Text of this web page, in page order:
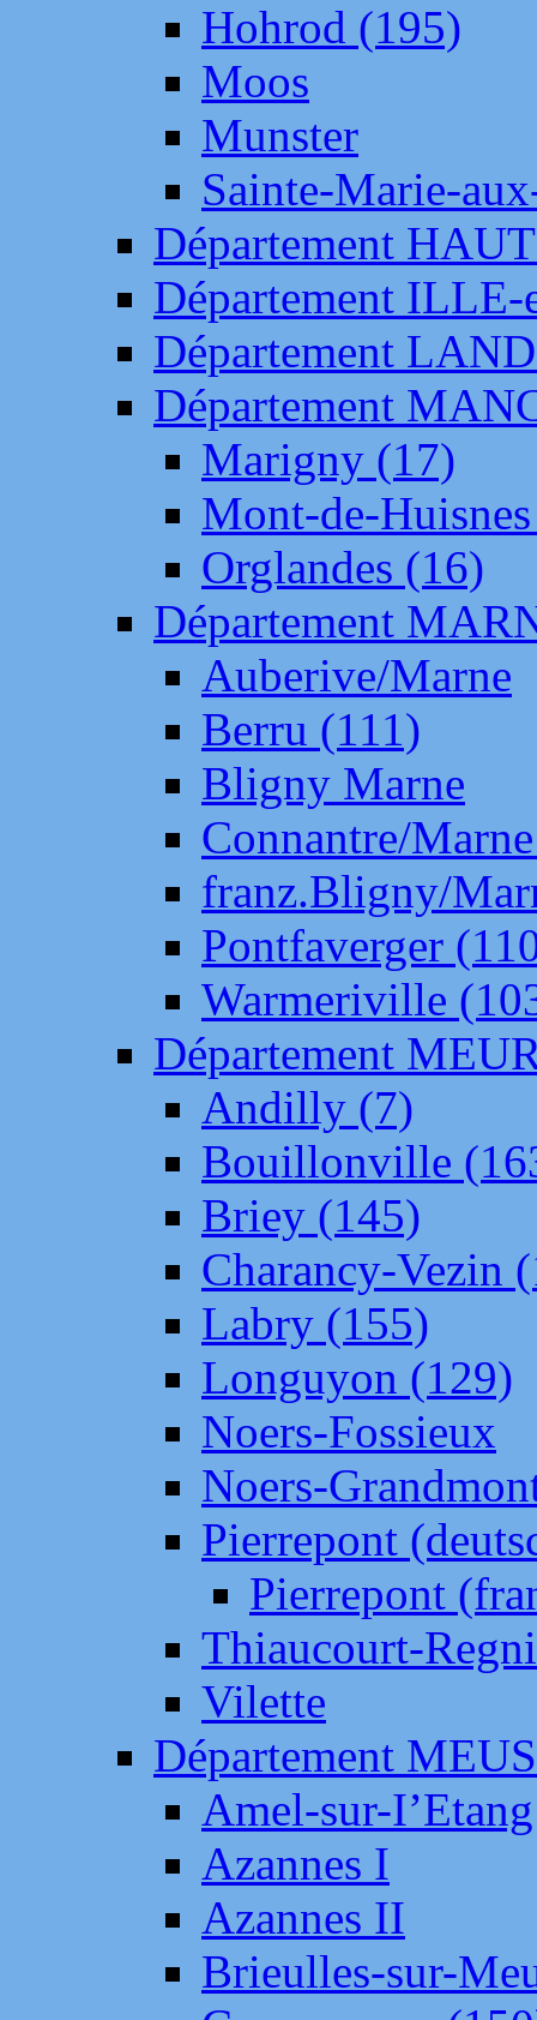
Hohrod (195)
Moos
Munster
Sainte-Marie-
Département
Département
Département
Département
Marigny (17)
Mont-de-
Orglandes (16)
Département
Auberive/Marne
Berru (111)
Bligny Marne
Connantre/
franz.Bligny/
Pontfaverger
Warmeriville
Département
Andilly (7)
Bouillonville
Briey (145)
Charancy-Vezin
Labry (155)
Longuyon (129)
Noers-Fossieux
Noers-
Pierrepont
Pierrepont
Thiaucourt-
Vilette
Département
Amel-sur-
Azannes I
Azannes II
Brieulles-sur-